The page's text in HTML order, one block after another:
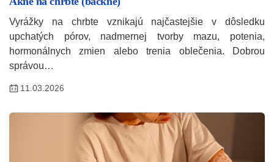
Vyrážky na chrbte vznikajú najčastejšie v dôsledku
upchatých pórov, nadmernej tvorby mazu, potenia,
hormonálnych zmien alebo trenia oblečenia. Dobrou
správou…
11.03.2026